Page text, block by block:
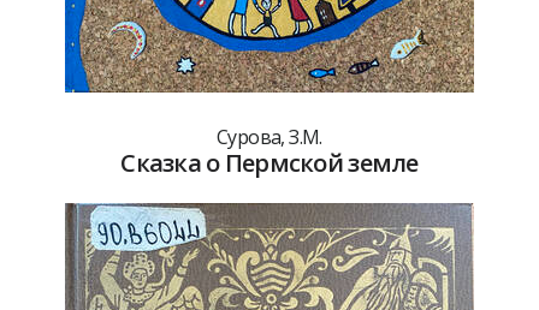
Сурова, З.М.
Сказка о Пермской земле